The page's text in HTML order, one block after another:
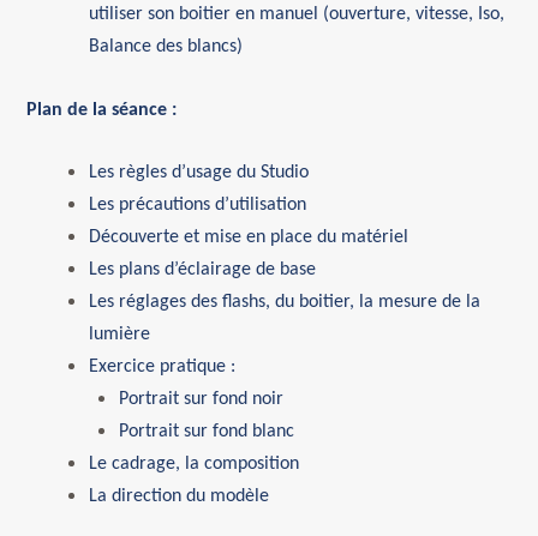
utiliser son boitier en manuel (ouverture, vitesse, Iso,
Balancedes blancs)
Plan de la séance :
Les règles d’usage du Studio
Les précautions d’utilisation
Découverte et mise en place du matériel
Les plans d’éclairage de base
Les réglages des flashs, du boitier, la mesure de la
lumière
Exercice pratique :
Portrait sur fond noir
Portrait sur fond blanc
Le cadrage, la composition
La direction du modèle